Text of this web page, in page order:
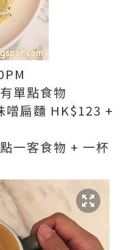
單點食物
噌扁麵 HK$123 +
一客食物 + 一杯